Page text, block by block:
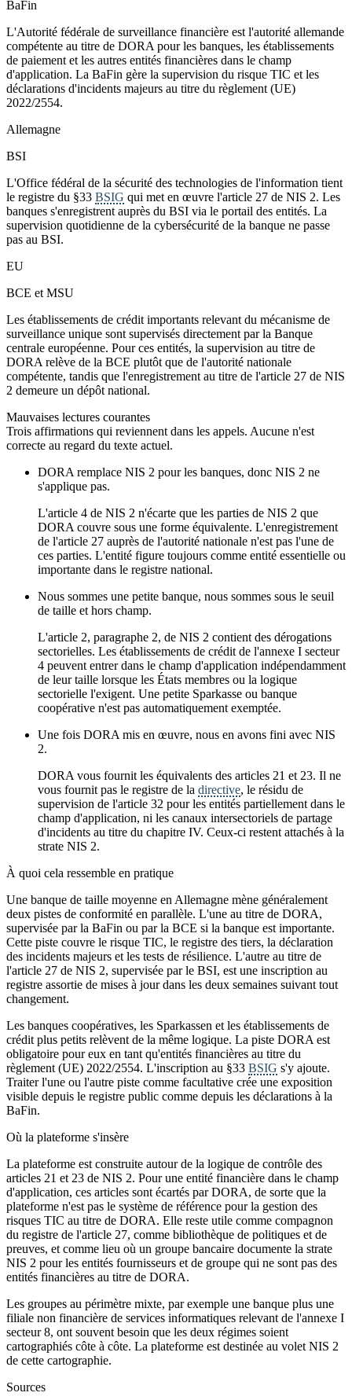
BaFin
L'Autorité fédérale de surveillance financière est l'autorité allemande
compétente au titre de DORA pour les banques, les établissements
de paiement et les autres entités financières dans le champ
d'application. La BaFin gère la supervision du risque TIC et les
déclarations d'incidents majeurs au titre du règlement (UE)
2022/2554.
Allemagne
BSI
L'Office fédéral de la sécurité des technologies de l'information tient
le registre du §33 BSIG qui met en œuvre l'article 27 de NIS 2. Les
banques s'enregistrent auprès du BSI via le portail des entités. La
supervision quotidienne de la cybersécurité de la banque ne passe
pas au BSI.
EU
BCE et MSU
Les établissements de crédit importants relevant du mécanisme de
surveillance unique sont supervisés directement par la Banque
centrale européenne. Pour ces entités, la supervision au titre de
DORA relève de la BCE plutôt que de l'autorité nationale
compétente, tandis que l'enregistrement au titre de l'article 27 de NIS
2 demeure un dépôt national.
Mauvaises lectures courantes
Trois affirmations qui reviennent dans les appels. Aucune n'est
correcte au regard du texte actuel.
DORA remplace NIS 2 pour les banques, donc NIS 2 ne
s'applique pas.
L'article 4 de NIS 2 n'écarte que les parties de NIS 2 que
DORA couvre sous une forme équivalente. L'enregistrement
de l'article 27 auprès de l'autorité nationale n'est pas l'une de
ces parties. L'entité figure toujours comme entité essentielle ou
importante dans le registre national.
Nous sommes une petite banque, nous sommes sous le seuil
de taille et hors champ.
L'article 2, paragraphe 2, de NIS 2 contient des dérogations
sectorielles. Les établissements de crédit de l'annexe I secteur
4 peuvent entrer dans le champ d'application indépendamment
de leur taille lorsque les États membres ou la logique
sectorielle l'exigent. Une petite Sparkasse ou banque
coopérative n'est pas automatiquement exemptée.
Une fois DORA mis en œuvre, nous en avons fini avec NIS
2.
DORA vous fournit les équivalents des articles 21 et 23. Il ne
vous fournit pas le registre de la directive, le résidu de
supervision de l'article 32 pour les entités partiellement dans le
champ d'application, ni les canaux intersectoriels de partage
d'incidents au titre du chapitre IV. Ceux-ci restent attachés à la
strate NIS 2.
À quoi cela ressemble en pratique
Une banque de taille moyenne en Allemagne mène généralement
deux pistes de conformité en parallèle. L'une au titre de DORA,
supervisée par la BaFin ou par la BCE si la banque est importante.
Cette piste couvre le risque TIC, le registre des tiers, la déclaration
des incidents majeurs et les tests de résilience. L'autre au titre de
l'article 27 de NIS 2, supervisée par le BSI, est une inscription au
registre assortie de mises à jour dans les deux semaines suivant tout
changement.
Les banques coopératives, les Sparkassen et les établissements de
crédit plus petits relèvent de la même logique. La piste DORA est
obligatoire pour eux en tant qu'entités financières au titre du
règlement (UE) 2022/2554. L'inscription au §33 BSIG s'y ajoute.
Traiter l'une ou l'autre piste comme facultative crée une exposition
visible depuis le registre public comme depuis les déclarations à la
BaFin.
Où la plateforme s'insère
La plateforme est construite autour de la logique de contrôle des
articles 21 et 23 de NIS 2. Pour une entité financière dans le champ
d'application, ces articles sont écartés par DORA, de sorte que la
plateforme n'est pas le système de référence pour la gestion des
risques TIC au titre de DORA. Elle reste utile comme compagnon
du registre de l'article 27, comme bibliothèque de politiques et de
preuves, et comme lieu où un groupe bancaire documente la strate
NIS 2 pour les entités fournisseurs et de groupe qui ne sont pas des
entités financières au titre de DORA.
Les groupes au périmètre mixte, par exemple une banque plus une
filiale non financière de services informatiques relevant de l'annexe I
secteur 8, ont souvent besoin que les deux régimes soient
cartographiés côte à côte. La plateforme est destinée au volet NIS 2
de cette cartographie.
Sources